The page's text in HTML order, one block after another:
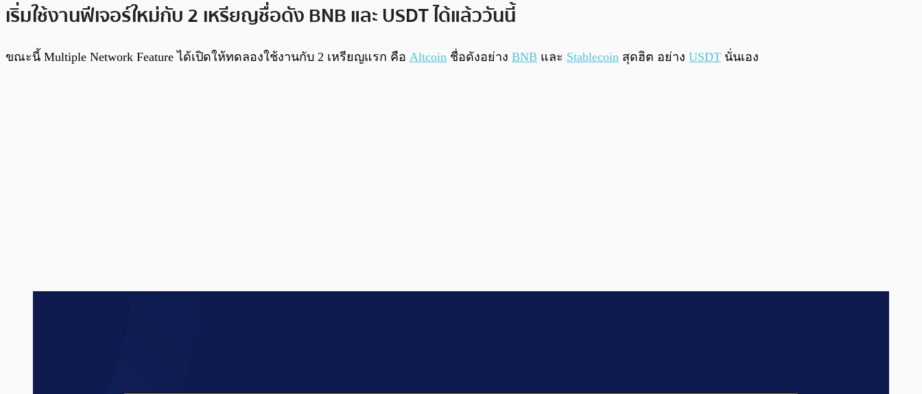
เริ่มใช้งานฟีเจอร์ใหม่กับ 2 เหรียญชื่อดัง BNB และ USDT ได้แล้ววันนี้
ขณะนี้ Multiple Network Feature ได้เปิดให้ทดลองใช้งานกับ 2 เหรียญแรก คือ Altcoin ชื่อดังอย่าง BNB และ Stablecoin สุดฮิต อย่าง USDT นั่นเอง